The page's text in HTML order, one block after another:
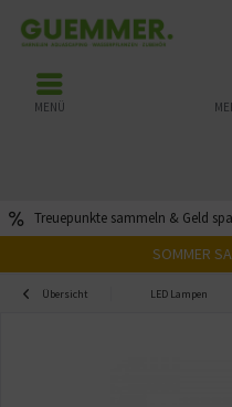
Treuepunkte sammeln & Geld
MENÜ
SOMMER
Übersicht LED Lampen